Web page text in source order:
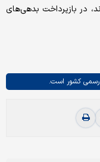
در بازپرداخت بدهی‌های
رسمی کشور است.